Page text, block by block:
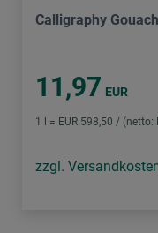
Calligraphy
11,97 EUR
1 l = EUR 598,50 / (netto:
zzgl.